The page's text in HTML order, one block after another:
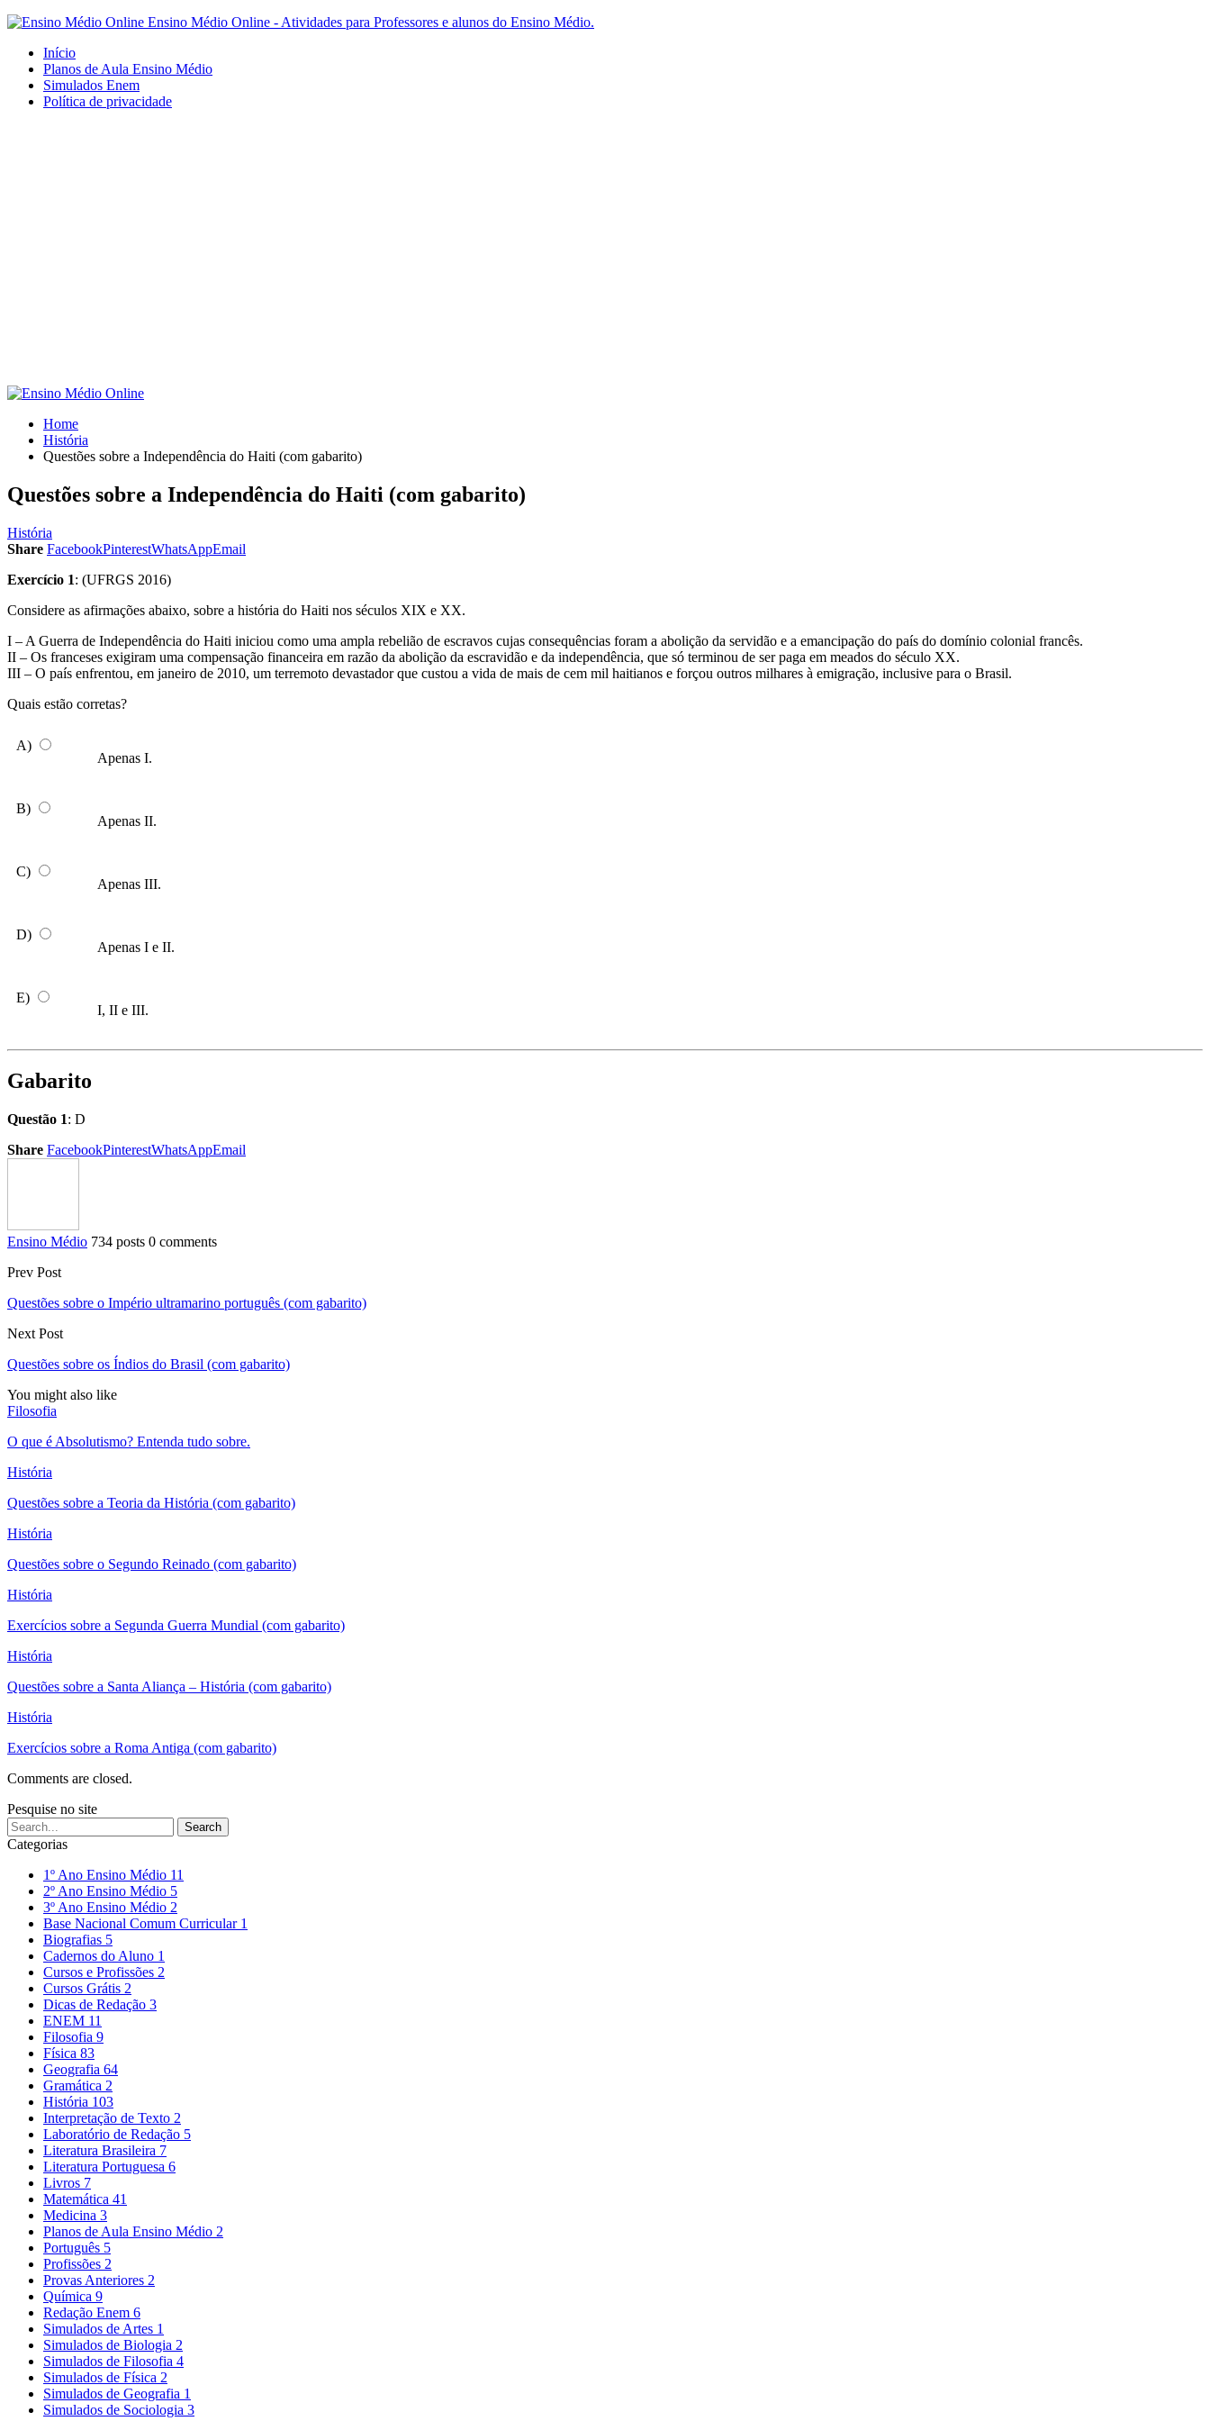
Ensino Médio Online - Atividades para Professores e alunos do Ensino Médio.
Início
Planos de Aula Ensino Médio
Simulados Enem
Política de privacidade
Home
História
Questões sobre a Independência do Haiti (com gabarito)
Questões sobre a Independência do Haiti (com gabarito)
História
Share FacebookPinterestWhatsAppEmail
Exercício 1: (UFRGS 2016)
Considere as afirmações abaixo, sobre a história do Haiti nos séculos XIX e XX.
I – A Guerra de Independência do Haiti iniciou como uma ampla rebelião de escravos cujas consequências foram a abolição da servidão e a emancipação do país do domínio colonial francês.
II – Os franceses exigiram uma compensação financeira em razão da abolição da escravidão e da independência, que só terminou de ser paga em meados do século XX.
III – O país enfrentou, em janeiro de 2010, um terremoto devastador que custou a vida de mais de cem mil haitianos e forçou outros milhares à emigração, inclusive para o Brasil.
Quais estão corretas?
A)
Apenas I.
B)
Apenas II.
C)
Apenas III.
D)
Apenas I e II.
E)
I, II e III.
Gabarito
Questão 1: D
Share FacebookPinterestWhatsAppEmail
Ensino Médio 734 posts 0 comments
Prev Post
Questões sobre o Império ultramarino português (com gabarito)
Next Post
Questões sobre os Índios do Brasil (com gabarito)
You might also like
Filosofia
O que é Absolutismo? Entenda tudo sobre.
História
Questões sobre a Teoria da História (com gabarito)
História
Questões sobre o Segundo Reinado (com gabarito)
História
Exercícios sobre a Segunda Guerra Mundial (com gabarito)
História
Questões sobre a Santa Aliança – História (com gabarito)
História
Exercícios sobre a Roma Antiga (com gabarito)
Comments are closed.
Pesquise no site
Categorias
1º Ano Ensino Médio 11
2º Ano Ensino Médio 5
3º Ano Ensino Médio 2
Base Nacional Comum Curricular 1
Biografias 5
Cadernos do Aluno 1
Cursos e Profissões 2
Cursos Grátis 2
Dicas de Redação 3
ENEM 11
Filosofia 9
Física 83
Geografia 64
Gramática 2
História 103
Interpretação de Texto 2
Laboratório de Redação 5
Literatura Brasileira 7
Literatura Portuguesa 6
Livros 7
Matemática 41
Medicina 3
Planos de Aula Ensino Médio 2
Português 5
Profissões 2
Provas Anteriores 2
Química 9
Redação Enem 6
Simulados de Artes 1
Simulados de Biologia 2
Simulados de Filosofia 4
Simulados de Física 2
Simulados de Geografia 1
Simulados de Sociologia 3